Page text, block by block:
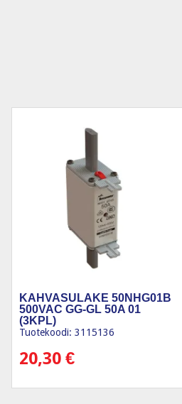
KAHVASULAKE 50NHG01B
500VAC GG-GL 50A 01
(3KPL)
Tuotekoodi: 3115136
20,30€